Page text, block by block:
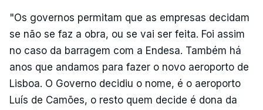
"Os governos permitam que as empresas decidam
se não se faz a obra, ou se vai ser feita. Foi assim
no caso da barragem com a Endesa. Também há
anos que andamos para fazer o novo aeroporto de
Lisboa. O Governo decidiu o nome, é o aeroporto
Luís de Camões, o resto quem decide é dona da